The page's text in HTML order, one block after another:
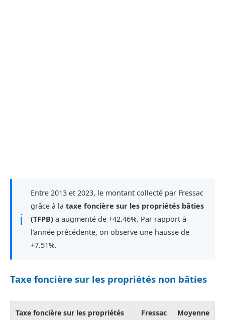
ℹ
Entre 2013 et 2023, le montant collecté par Fressac
grâce à la taxe foncière sur les propriétés bâties
(TFPB) a augmenté de +42.46%. Par rapport à
l'année précédente, on observe une hausse de
+7.51%.
Taxe foncière sur les propriétés non bâties
Taxe foncière sur les propriétés
Fressac
Moyenne